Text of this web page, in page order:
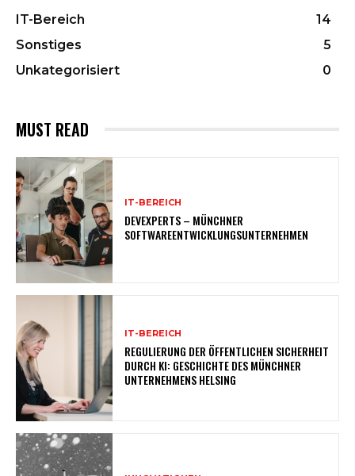
IT-Bereich
14
Sonstiges
5
Unkategorisiert
0
MUST READ
IT-BEREICH
DEVEXPERTS – MÜNCHNER
SOFTWAREENTWICKLUNGSUNTERNEHMEN
IT-BEREICH
REGULIERUNG DER ÖFFENTLICHEN SICHERHEIT
DURCH KI: GESCHICHTE DES MÜNCHNER
UNTERNEHMENS HELSING